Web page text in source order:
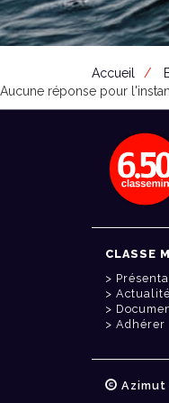
Accueil
Aucune réponse pour
CLASSE
Adhérer
Azimut